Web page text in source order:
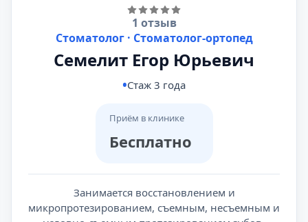
1 отзыв
Стоматолог · Стоматолог-ортопед
Семелит Егор Юрьевич
Стаж 3 года
Приём в клинике
Бесплатно
Занимается восстановлением и
микропротезированием, съемным, несъемным и